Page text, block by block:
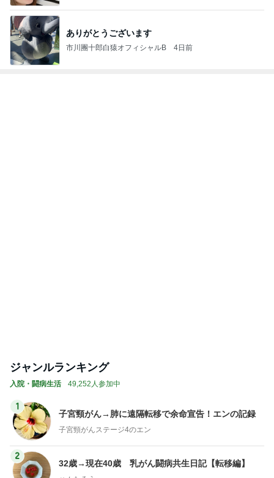
ありがとうございます
市川團十郎白猿オフィシャルB 4日前
ジャンルランキング
入院・闘病生活 49,252人参加中
1
子宮頸がん→肺に遠隔転移で余命宣告！エンの記録
子宮頸がんステージ4のエン
2
32歳→現在40歳 乳がん闘病共生日記【転移編】